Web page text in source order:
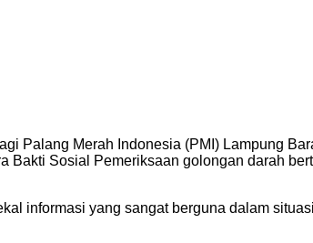
Palang Merah Indonesia (PMI) Lampung
Bakti Sosial Pemeriksaan golongan darah
informasi yang sangat berguna dalam